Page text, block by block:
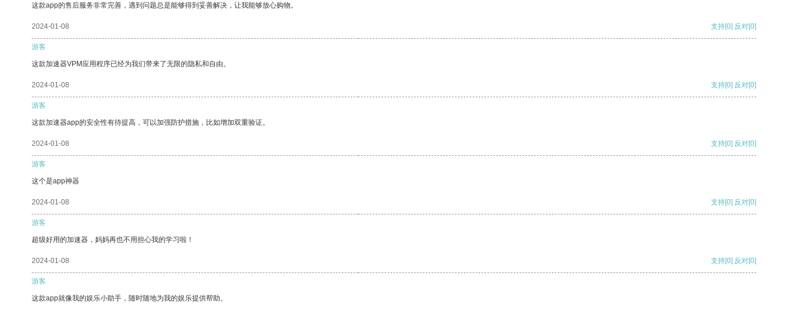
这款app的售后服务非常完善，遇到问题总是能够得到妥善解决，让我能够放心购物。
2024-01-08 支持[0] 反对[0]
游客
这款加速器VPM应用程序已经为我们带来了无限的隐私和自由。
2024-01-08 支持[0] 反对[0]
游客
这款加速器app的安全性有待提高，可以加强防护措施，比如增加双重验证。
2024-01-08 支持[0] 反对[0]
游客
这个是app神器
2024-01-08 支持[0] 反对[0]
游客
超级好用的加速器，妈妈再也不用担心我的学习啦！
2024-01-08 支持[0] 反对[0]
游客
这款app就像我的娱乐小助手，随时随地为我的娱乐提供帮助。